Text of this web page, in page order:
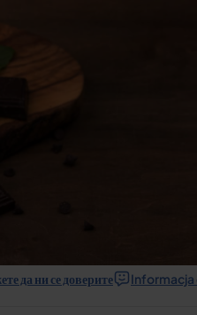
да ни се доверите Informacja